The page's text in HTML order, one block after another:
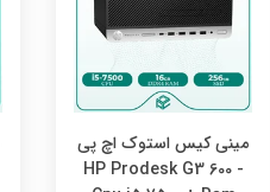
مینی کیس استوک اچ پی
HP Prodesk G3 600 -